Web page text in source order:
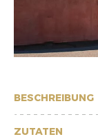
BESCHREIBUNG
ZUTATEN